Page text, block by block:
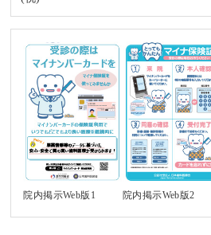
院内掲示Web版1 院内掲示Web版2